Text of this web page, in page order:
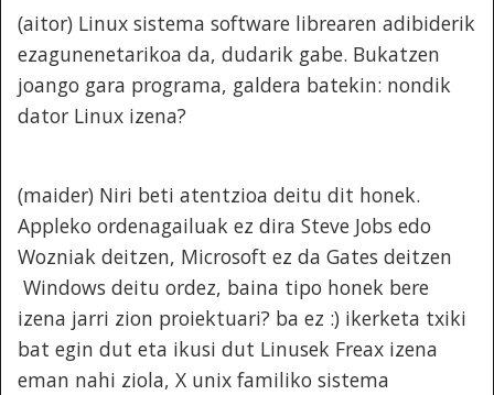
(aitor) Linux sistema software librearen adibiderik
ezagunenetarikoa da, dudarik gabe. Bukatzen
joango gara programa, galdera batekin: nondik
dator Linux izena?
(maider) Niri beti atentzioa deitu dit honek.
Appleko ordenagailuak ez dira Steve Jobs edo
Wozniak deitzen, Microsoft ez da Gates deitzen
Windows deitu ordez, baina tipo honek bere
izena jarri zion proiektuari? ba ez :) ikerketa txiki
bat egin dut eta ikusi dut Linusek Freax izena
eman nahi ziola, X unix familiko sistema